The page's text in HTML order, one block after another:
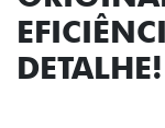
DETALHE!